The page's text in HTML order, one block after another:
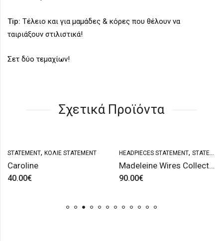
Tip: Τέλειο και για μαμάδες & κόρες που θέλουν να
ταιριάξουν στιλιστικά!
Σετ δύο τεμαχίων!
Σχετικά Προϊόντα
STATEMENT, ΚΟΛΙΈ STATEMENT
Caroline
40.00€
HEADPIECES STATEMENT, STATEMENT
Madeleine Wires Collection
90.00€